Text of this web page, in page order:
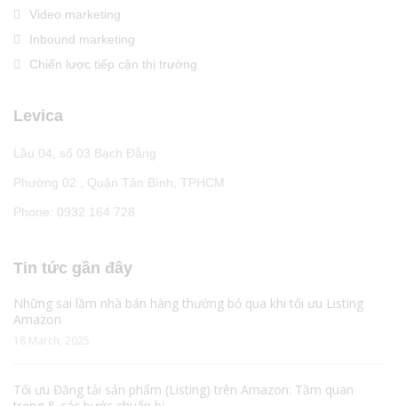
Video marketing
Inbound marketing
Chiến lược tiếp cận thị trường
Levica
Lầu 04, số 03 Bạch Đằng
Phường 02 , Quận Tân Bình, TPHCM
Phone: 0932 164 728
Tin tức gần đây
Những sai lầm nhà bán hàng thường bỏ qua khi tối ưu Listing
Amazon
18 March, 2025
Tối ưu Đăng tải sản phẩm (Listing) trên Amazon: Tầm quan